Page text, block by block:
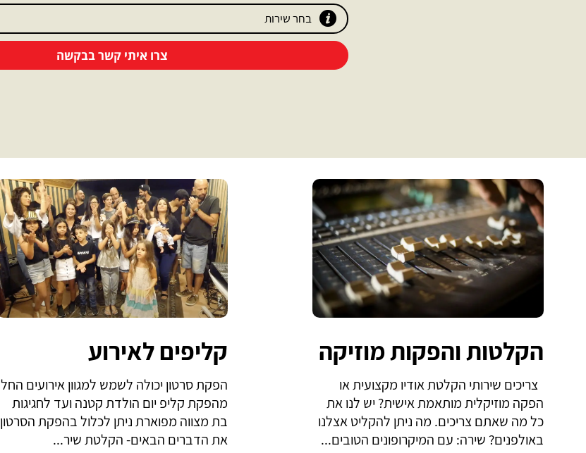
הקלטות והפקות מוזיקה
צריכים שירותי הקלטת אודיו מקצועית או
הפקה מוזיקלית מותאמת אישית? יש לנו את
כל מה שאתם צריכים. מה ניתן להקליט אצלנו
באולפנים? שירה: עם המיקרופונים הטובים...
קליפים לאירוע
הפקת סרטון יכולה לשמש למגוון אירועים החל
מהפקת קליפ יום הולדת קטנה ועד לחגיגות
בת מצווה מפוארת ניתן לכלול בהפקת הסרטון
את הדברים הבאים ​ - הקלטת שיר...